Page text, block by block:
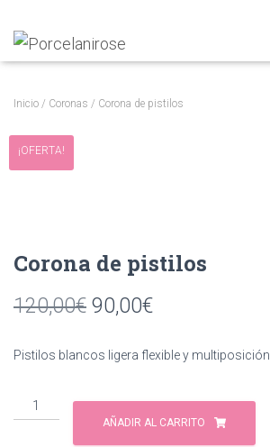
Inicio / Coronas / Corona de pistilos
¡OFERTA!
Corona de pistilos
120,00€ El
era:
90,00€El
es:
Pistilos blancos ligera flexible y multiposición
Corona
de
AÑADIR AL CARRITO